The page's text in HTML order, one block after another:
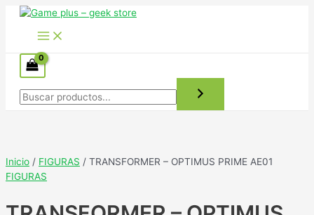
contenido
Main
Menu
Inicio / FIGURAS / TRANSFORMER – OPTIMUS PRIME AE01
FIGURAS